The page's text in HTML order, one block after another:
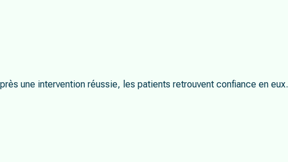
une intervention réussie, les patients retrouvent confiance en eux.